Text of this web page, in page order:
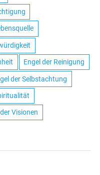
Engel der Reinigung
der Selbstachtung
Visionen